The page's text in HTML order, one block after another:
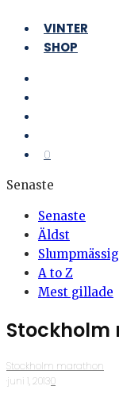
VINTER
SHOP
0
Senaste
Senaste
Äldst
Slumpmässig
A to Z
Mest gillade
Stockholm
Stockholm marathon
·juni 1, 2013·0